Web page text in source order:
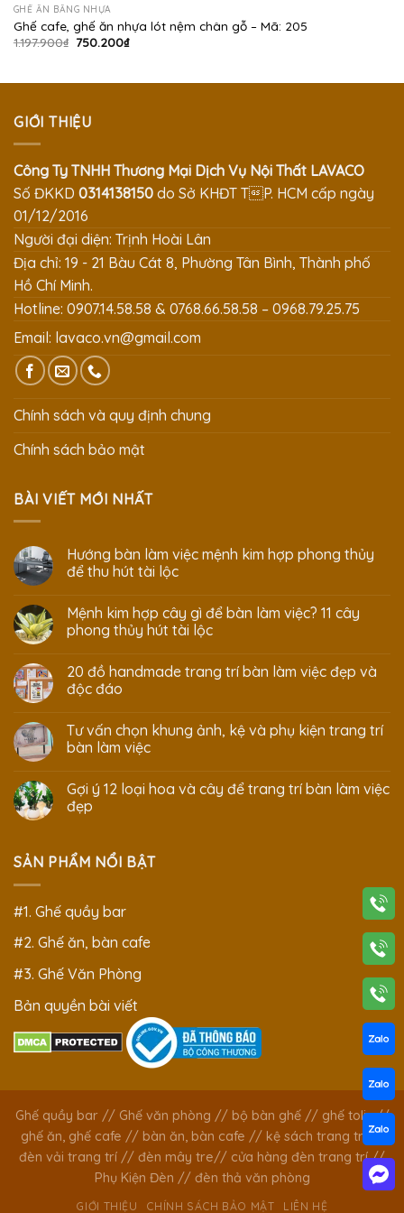
GHẾ ĂN BẰNG NHỰA
Ghế cafe, ghế ăn nhựa lót nệm chân gỗ – Mã: 205
1.197.900₫ Giá
750.200₫Giá
750.200₫.
GIỚI THIỆU
Công Ty TNHH Thương Mại Dịch Vụ Nội Thất LAVACO
Số ĐKKD 0314138150 do Sở KHĐT TP. HCM cấp ngày
01/12/2016
Người đại diện: Trịnh Hoài Lân
Địa chỉ: 19 - 21 Bàu Cát 8, Phường Tân Bình, Thành phố
Hồ Chí Minh.
Hotline: 0907.14.58.58 & 0768.66.58.58 – 0968.79.25.75
Email: lavaco.vn@gmail.com
Chính sách và quy định chung
Chính sách bảo mật
BÀI VIẾT MỚI NHẤT
Hướng bàn làm việc mệnh kim hợp phong thủy
để thu hút tài lộc
Mệnh kim hợp cây gì để bàn làm việc? 11 cây
phong thủy hút tài lộc
20 đồ handmade trang trí bàn làm việc đẹp và
độc đáo
Tư vấn chọn khung ảnh, kệ và phụ kiện trang trí
bàn làm việc
Gợi ý 12 loại hoa và cây để trang trí bàn làm việc
đẹp
SẢN PHẨM NỔI BẬT
#1. Ghế quầy bar
#2. Ghế ăn, bàn cafe
#3. Ghế Văn Phòng
Bản quyền bài viết
Ghế quầy bar// Ghế văn phòng // bộ bàn ghế// ghế tolix//
ghế ăn, ghế cafe // bàn ăn, bàn cafe // kệ sách trang trí //
đèn vải trang trí // đèn mây tre// cửa hàng đèn trang trí//
Phụ Kiện Đèn // đèn thả văn phòng
GIỚI THIỆU CHÍNH SÁCH BẢO MẬT LIÊN HỆ